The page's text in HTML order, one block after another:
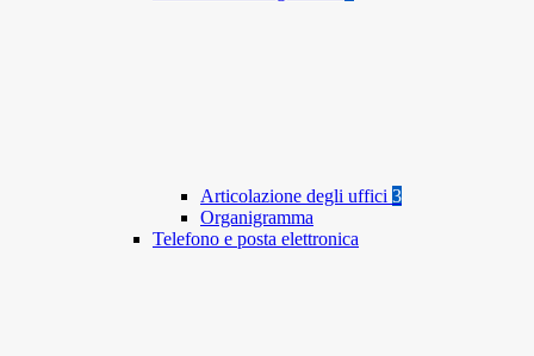
Articolazione degli uffici 3
Organigramma
Telefono e posta elettronica